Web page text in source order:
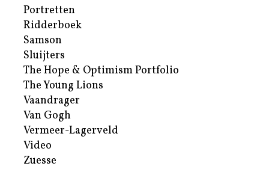
Portretten
Ridderboek
Samson
Sluijters
The Hope & Optimism Portfolio
The Young Lions
Vaandrager
Van Gogh
Vermeer-Lagerveld
Video
Zuesse